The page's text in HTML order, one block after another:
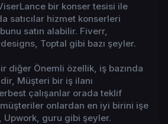
bir konser tesisi ile
satıcılar hizmet konserleri
satın alabilir. Fiverr,
Toptal gibi bazı şeyler.
diğer Önemli özellik, iş bazında
Müşteri bir iş ilanı
çalışanlar orada teklif
onlardan en iyi birini işe
Upwork, guru gibi şeyler.